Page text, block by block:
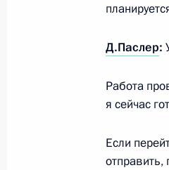
Д.Паслер:
Работа
я сейчас
Если